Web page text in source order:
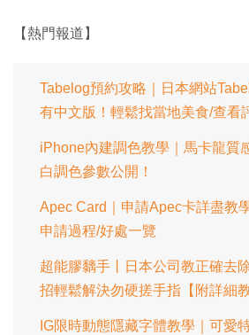
【熱門報道】
Tabelog預約攻略｜日本網站
有中文版！輕鬆找當地美食/查看
iPhone內建調色教學｜馬卡龍質
白調色參數公開！
Apec Card｜申請Apec卡詳盡教
申請過程/好處一覽
超能膠黐手丨日本公司教正確去
招輕鬆解決勿硬搓手指【附詳細教
IG限時動態隱藏字體教學｜可愛